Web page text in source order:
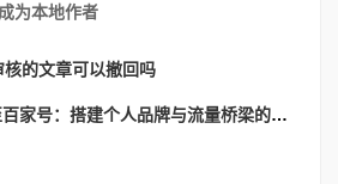
为本地作者
核的文章可以撤回吗
号：搭建个人品牌与流量桥梁的完整指南